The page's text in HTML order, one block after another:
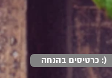
כרטיסים בהנחה :)